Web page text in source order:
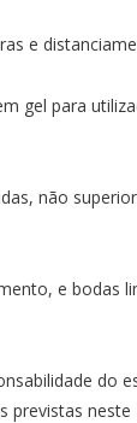
e
gel para
não
e bodas
do
previstas